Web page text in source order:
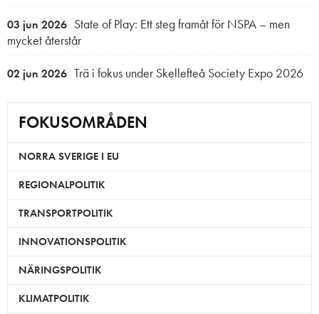
03 jun 2026 State of Play: Ett steg framåt för NSPA – men
mycket återstår
02 jun 2026 Trä i fokus under Skellefteå Society Expo 2026
FOKUSOMRÅDEN
NORRA SVERIGE I EU
REGIONALPOLITIK
TRANSPORTPOLITIK
INNOVATIONSPOLITIK
NÄRINGSPOLITIK
KLIMATPOLITIK